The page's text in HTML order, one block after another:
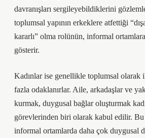
davranışları sergileyebildiklerini
toplumsal yapının erkeklere atfettiği
kararlı” olma rolünün, informal ortamlara
gösterir.
Kadınlar ise genellikle toplumsal olarak
fazla odaklanırlar. Aile, arkadaşlar ve
kurmak, duygusal bağlar oluşturmak
görevlerinden biri olarak kabul edilir. Bu
informal ortamlarda daha çok duygusal